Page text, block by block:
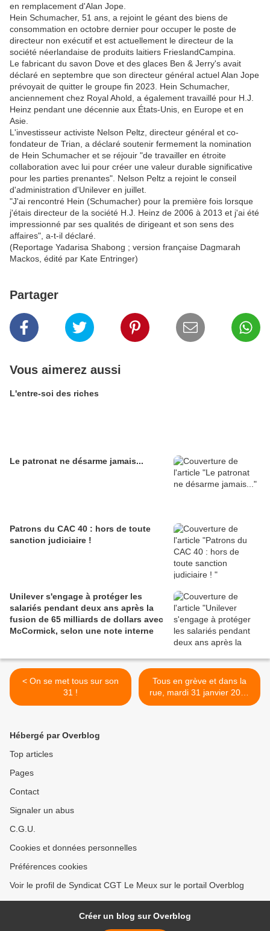
en remplacement d'Alan Jope.
Hein Schumacher, 51 ans, a rejoint le géant des biens de
consommation en octobre dernier pour occuper le poste de
directeur non exécutif et est actuellement le directeur de la
société néerlandaise de produits laitiers FrieslandCampina.
Le fabricant du savon Dove et des glaces Ben & Jerry's avait
déclaré en septembre que son directeur général actuel Alan Jope
prévoyait de quitter le groupe fin 2023. Hein Schumacher,
anciennement chez Royal Ahold, a également travaillé pour H.J.
Heinz pendant une décennie aux États-Unis, en Europe et en
Asie.
L'investisseur activiste Nelson Peltz, directeur général et co-
fondateur de Trian, a déclaré soutenir fermement la nomination
de Hein Schumacher et se réjouir "de travailler en étroite
collaboration avec lui pour créer une valeur durable significative
pour les parties prenantes". Nelson Peltz a rejoint le conseil
d'administration d'Unilever en juillet.
"J'ai rencontré Hein (Schumacher) pour la première fois lorsque
j'étais directeur de la société H.J. Heinz de 2006 à 2013 et j'ai été
impressionné par ses qualités de dirigeant et son sens des
affaires", a-t-il déclaré.
(Reportage Yadarisa Shabong ; version française Dagmarah
Mackos, édité par Kate Entringer)
Partager
Vous aimerez aussi
L'entre-soi des riches
Le patronat ne désarme jamais...
Patrons du CAC 40 : hors de toute
sanction judiciaire !
Unilever s'engage à protéger les
salariés pendant deux ans après la
fusion de 65 milliards de dollars avec
McCormick, selon une note interne
< On se met tous sur son
31 !
Tous en grève et dans la
rue, mardi 31 janvier 2023
>
Hébergé par Overblog
Top articles
Pages
Contact
Signaler un abus
C.G.U.
Cookies et données personnelles
Préférences cookies
Voir le profil de Syndicat CGT Le Meux sur le portail Overblog
Créer un blog sur Overblog